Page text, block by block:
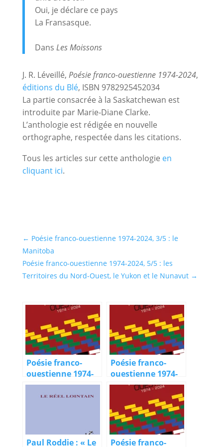
Oui, je déclare ce pays
La Fransasque.
Dans Les Moissons
J. R. Léveillé, Poésie franco-ouestienne 1974-2024,
éditions du Blé, ISBN 9782925452034
La partie consacrée à la Saskatchewan est
introduite par Marie-Diane Clarke.
L’anthologie est rédigée en nouvelle
orthographe, respectée dans les citations.
Tous les articles sur cette anthologie en
cliquant ici.
← Poésie franco-ouestienne 1974-2024, 3/5 : le
Manitoba
Poésie franco-ouestienne 1974-2024, 5/5 : les
Territoires du Nord-Ouest, le Yukon et le Nunavut→
Poésie franco-
ouestienne 1974-
2024, 3/5 : le
Manitoba
Poésie franco-
ouestienne 1974-
2024, 2/5 : la
Colombie-
Britannique
Paul Roddie : « Le Poésie franco-